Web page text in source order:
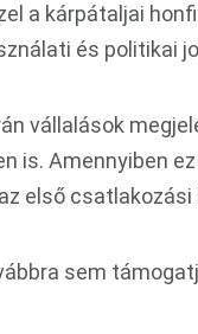
a kárpátaljai
és politikai
vállalások
is. Amennyiben
első
sem